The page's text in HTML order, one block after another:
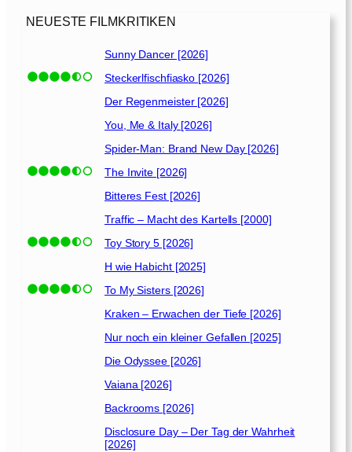
e
0
NEUESTE FILMKRITIKEN
Sunny Dancer [2026]
Steckerlfischfiasko [2026]
Der Regenmeister [2026]
You, Me & Italy [2026]
Spider-Man: Brand New Day [2026]
The Invite [2026]
Bitteres Fest [2026]
Traffic – Macht des Kartells [2000]
Toy Story 5 [2026]
H wie Habicht [2025]
To My Sisters [2026]
Kraken – Erwachen der Tiefe [2026]
Nur noch ein kleiner Gefallen [2025]
Die Odyssee [2026]
Vaiana [2026]
Backrooms [2026]
Disclosure Day – Der Tag der Wahrheit
[2026]